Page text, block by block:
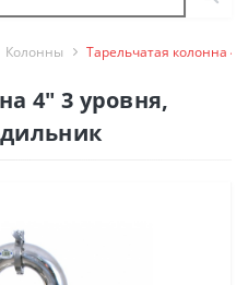
Колонны Тарельчатая колонна
4" 3 уровня,